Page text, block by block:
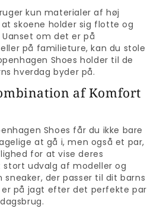
kun materialer af høj
skoene holder sig flotte og
om det er på
på familieture, kan du stole
Shoes holder til de
hverdag byder på.
af Komfort
Shoes får du ikke bare
at gå i, men også et par,
for at vise deres
stort udvalg af modeller og
sneaker, der passer til dit barns
på jagt efter det perfekte par